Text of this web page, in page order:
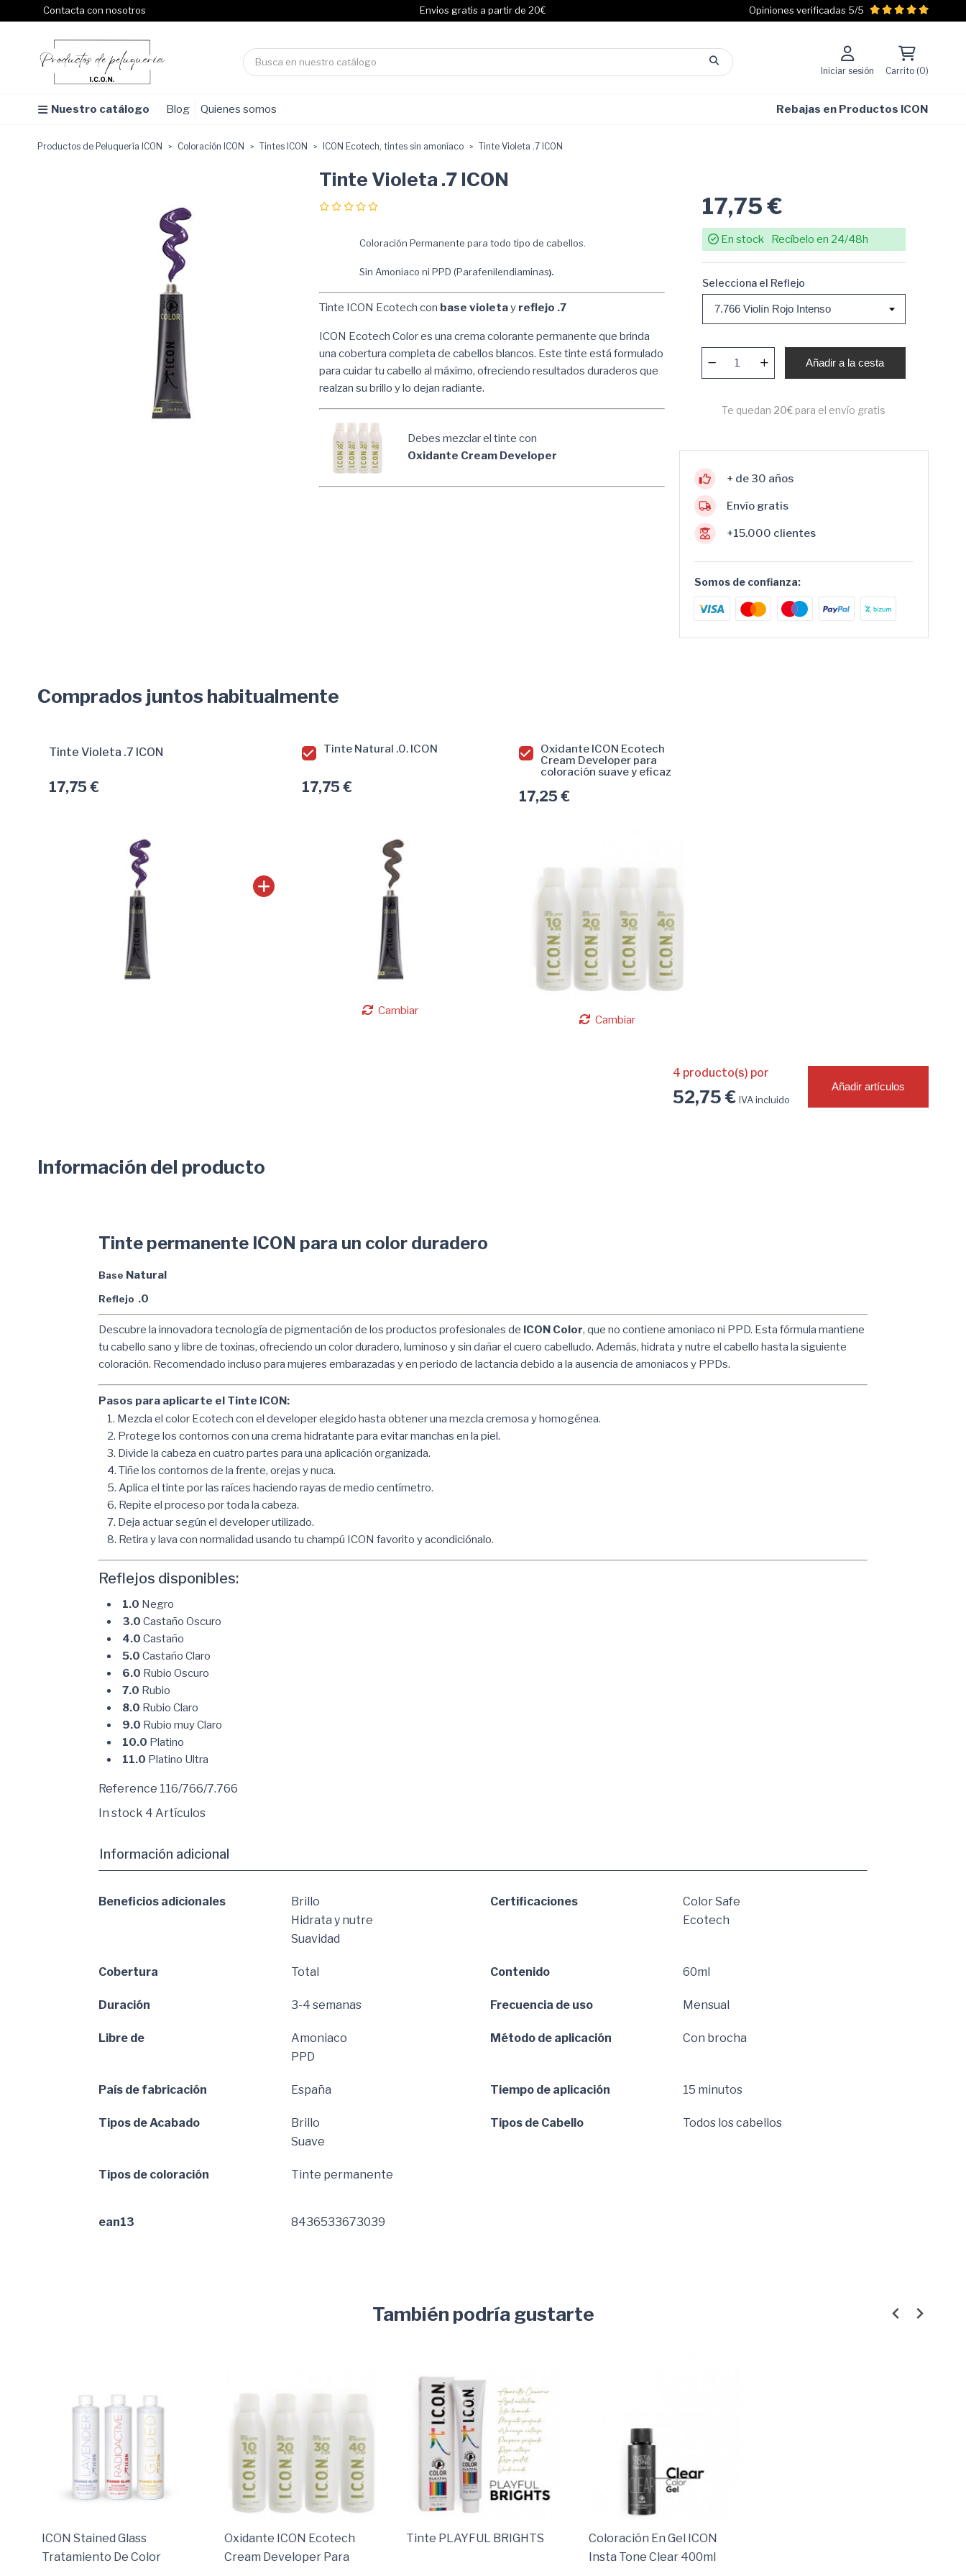
Contacta con nosotros Envios gratis a partir de 20€ Opiniones verificadas 5/5
Iniciar sesión Carrito (0)
Nuestro catálogo Blog Quienes somos Rebajas en Productos ICON
Productos de Peluquería ICON Coloración ICON Tintes ICON ICON Ecotech, tintes sin amoníaco Tinte Violeta .7 ICON
Tinte Violeta .7 ICON
Coloración Permanente para todo tipo de cabellos.
Sin Amoniaco ni PPD (Parafenilendiaminas).
Tinte ICON Ecotech con base violetay reflejo .7
ICON Ecotech Color es una crema colorante permanente que brinda
una cobertura completa de cabellos blancos. Este tinte está formulado
para cuidar tu cabello al máximo, ofreciendo resultados duraderos que
realzan su brillo y lo dejan radiante.
Debes mezclar el tinte con
Oxidante Cream Developer
17,75 €
En stock Recíbelo en 24/48h
Selecciona el Reflejo
Añadir a la cesta
Te quedan 20€ para el envío gratis
+ de 30 años
Envío gratis
+15.000 clientes
Somos de confianza:
Comprados juntos habitualmente
Tinte Violeta .7 ICON
17,75 €
Tinte Natural .0. ICON
17,75 €
Cambiar
Oxidante ICON Ecotech
Cream Developer para
coloración suave y eficaz
17,25 €
Cambiar
4 producto(s) por
52,75 € IVA incluido
Añadir artículos
Información del producto
Tinte permanente ICON para un color duradero
Base Natural
Reflejo .0
Descubre la innovadora tecnología de pigmentación de los productos profesionales de ICON Color, que no contiene amoniaco ni PPD. Esta fórmula mantiene
tu cabello sano y libre de toxinas, ofreciendo un color duradero, luminoso y sin dañar el cuero cabelludo. Además, hidrata y nutre el cabello hasta la siguiente
coloración. Recomendado incluso para mujeres embarazadas y en periodo de lactancia debido a la ausencia de amoniacos y PPDs.
Pasos para aplicarte el Tinte ICON:
Mezcla el color Ecotech con el developer elegido hasta obtener una mezcla cremosa y homogénea.
Protege los contornos con una crema hidratante para evitar manchas en la piel.
Divide la cabeza en cuatro partes para una aplicación organizada.
Tiñe los contornos de la frente, orejas y nuca.
Aplica el tinte por las raíces haciendo rayas de medio centímetro.
Repite el proceso por toda la cabeza.
Deja actuar según el developer utilizado.
Retira y lava con normalidad usando tu champú ICON favorito y acondiciónalo.
Reflejos disponibles:
1.0 Negro
3.0 Castaño Oscuro
4.0 Castaño
5.0 Castaño Claro
6.0 Rubio Oscuro
7.0 Rubio
8.0 Rubio Claro
9.0 Rubio muy Claro
10.0 Platino
11.0 Platino Ultra
Reference 116/766/7.766
In stock 4 Artículos
Información adicional
Beneficios adicionales
Brillo
Hidrata y nutre
Suavidad
Certificaciones
Color Safe
Ecotech
Cobertura Total Contenido 60ml
Duración 3-4 semanas Frecuencia de uso Mensual
Libre de
Amoniaco
PPD
Método de aplicación Con brocha
País de fabricación España Tiempo de aplicación 15 minutos
Tipos de Acabado
Brillo
Suave
Tipos de Cabello Todos los cabellos
Tipos de coloración Tinte permanente
ean13 8436533673039
También podría gustarte
ICON Stained Glass
Tratamiento De Color
Oxidante ICON Ecotech
Cream Developer Para
Tinte PLAYFUL BRIGHTS
Coloración En Gel ICON
Insta Tone Clear 400ml